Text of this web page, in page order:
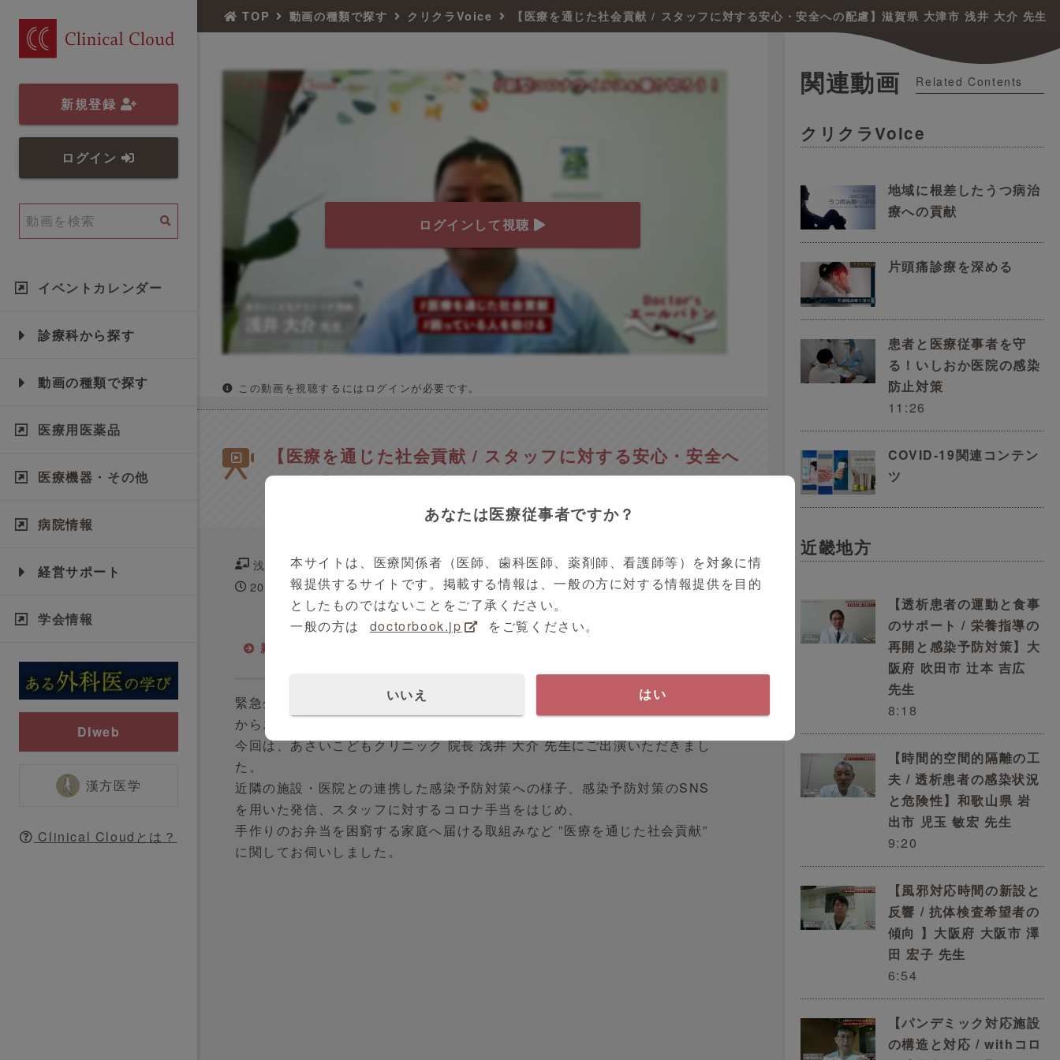
新規登録
ログイン
イベントカレンダー
診療科から探す
動画の種類で探す
医療用医薬品
医療機器・その他
病院情報
経営サポート
学会情報
DIweb
漢方医学
Clinical Cloudとは？
TOP 動画の種類で探す クリクラVoice 【医療を通じた社会貢献 / スタッフに対する安心・安全への配慮】滋賀県 大津市 浅井 大介 先生
ログインして視聴
この動画を視聴するにはログインが必要です。
【医療を通じた社会貢献 / スタッフに対する安心・安全へ
の配慮】滋賀県 大津市 浅井 大介 先生
浅井 大介 先生 動画の種類で探す クリクラVoice
近畿地方
2020年07月01日 00時00分
10分00秒
新型コロナウイルス感染症
緊急企画「＃新型コロナウイルスを乗り切ろう！」を合言葉に開業医の先生
からエール動画を頂きました。
今回は、あさいこどもクリニック 院長 浅井 大介 先生にご出演いただきまし
た。
近隣の施設・医院との連携した感染予防対策への様子、感染予防対策のSNS
を用いた発信、スタッフに対するコロナ手当をはじめ、
手作りのお弁当を困窮する家庭へ届ける取組みなど ”医療を通じた社会貢献”
に関してお伺いしました。
関連動画 Related Contents
クリクラVoice
地域に根差したうつ病治
療への貢献
片頭痛診療を深める
患者と医療従事者を守
る！いしおか医院の感染
防止対策
11:26
COVID-19関連コンテン
ツ
近畿地方
【透析患者の運動と食事
のサポート / 栄養指導の
再開と感染予防対策】大
阪府 吹田市 辻󠄀本 吉広
先生
8:18
【時間的空間的隔離の工
夫 / 透析患者の感染状況
と危険性】和歌山県 岩
出市 児玉 敏宏 先生
9:20
【風邪対応時間の新設と
反響 / 抗体検査希望者の
傾向 】大阪府 大阪市 澤
田 宏子 先生
6:54
【パンデミック対応施設
の構造と対応 / withコロ
あなたは医療従事者ですか？
本サイトは、医療関係者（医師、歯科医師、薬剤師、看護師等）を対象に情
報提供するサイトです。掲載する情報は、一般の方に対する情報提供を目的
としたものではないことをご了承ください。
一般の方は
doctorbook.jp をご覧ください。
いいえ はい